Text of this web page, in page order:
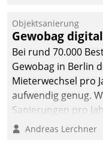
Unternehmen.
Objektsanierung
Gewobag
Bei rund 70.000
Gewobag in Berlin
Mieterwechsel pro
aufwendig genug.
Sanierungen pro
Betreuungs- und
Andreas Lerchner